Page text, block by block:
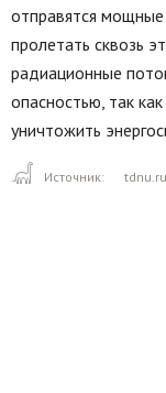
отправятся мощные
пролетать сквозь
радиационные
опасностью, так
уничтожить
Источник: tdnu.ru